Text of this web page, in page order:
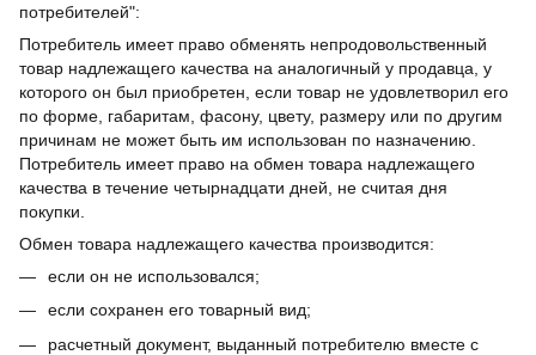
потребителей":
Потребитель имеет право обменять непродовольственный
товар надлежащего качества на аналогичный у продавца, у
которого он был приобретен, если товар не удовлетворил его
по форме, габаритам, фасону, цвету, размеру или по другим
причинам не может быть им использован по назначению.
Потребитель имеет право на обмен товара надлежащего
качества в течение четырнадцати дней, не считая дня
покупки.
Обмен товара надлежащего качества производится:
если он не использовался;
если сохранен его товарный вид;
расчетный документ, выданный потребителю вместе с